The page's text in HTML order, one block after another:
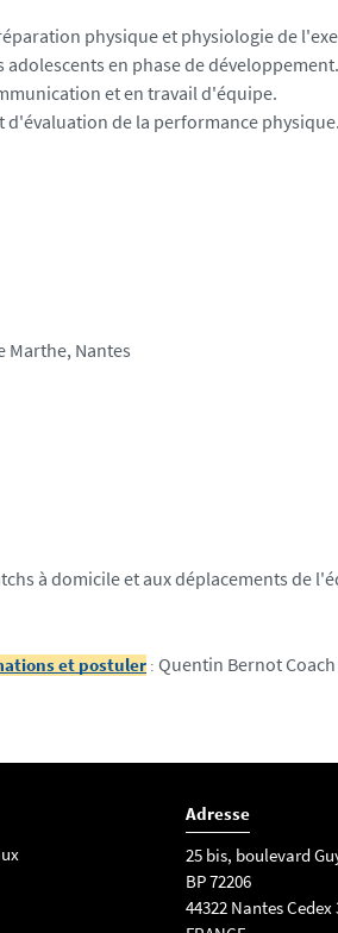
physique et physiologie de
adolescents en phase de développement.
et en travail d'équipe.
d'évaluation de la performance physique.
Marthe, Nantes
à domicile et aux déplacements de
et postuler : Quentin Bernot Coach
Adresse
25 bis, boulevard
BP 72206
44322 Nantes Cedex